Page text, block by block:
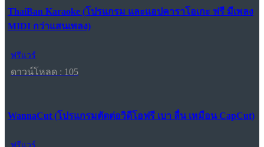
ThaiBan Karaoke (โปรแกรม และแอปคาราโอเกะ ฟรี มีเพลง
MIDI กว่าแสนเพลง)
ฟรีแวร์
ดาวน์โหลด : 105
WannaCut (โปรแกรมตัดต่อวิดีโอฟรี เบา ลื่น เหมือน CapCut)
ฟรีแวร์